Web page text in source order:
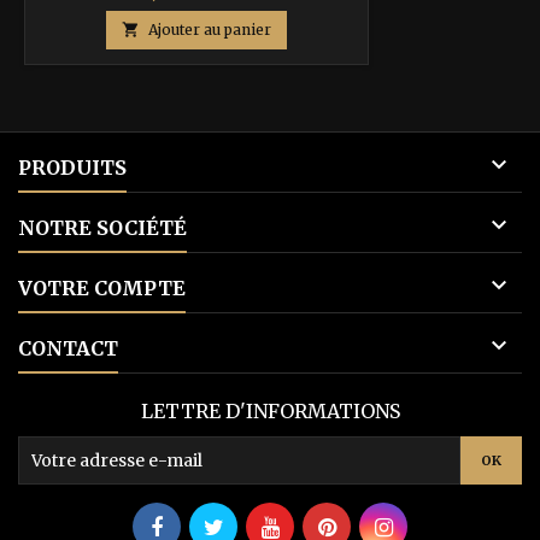
base
 Ajouter au panier
PRODUITS 
NOTRE SOCIÉTÉ 
VOTRE COMPTE 
CONTACT 
LETTRE D'INFORMATIONS